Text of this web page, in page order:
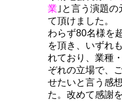
業 ｣と言う演題
て頂けました。
わらず80名様を
を頂き、いずれ
れており、業種
ぞれの立場で、
せたいと言う感
た。改めて感謝